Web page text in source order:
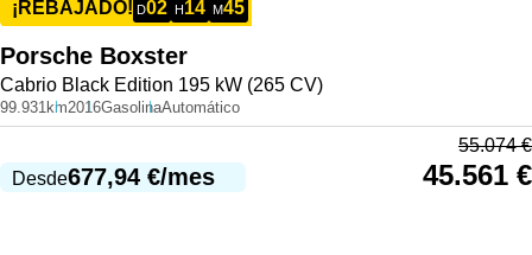
¡REBAJADO! D02 H14 M45
Porsche Boxster
Cabrio Black Edition 195 kW (265 CV)
99.931km2016GasolinaAutomático
Desde677,94 €/mes
55.074€
45.561 €